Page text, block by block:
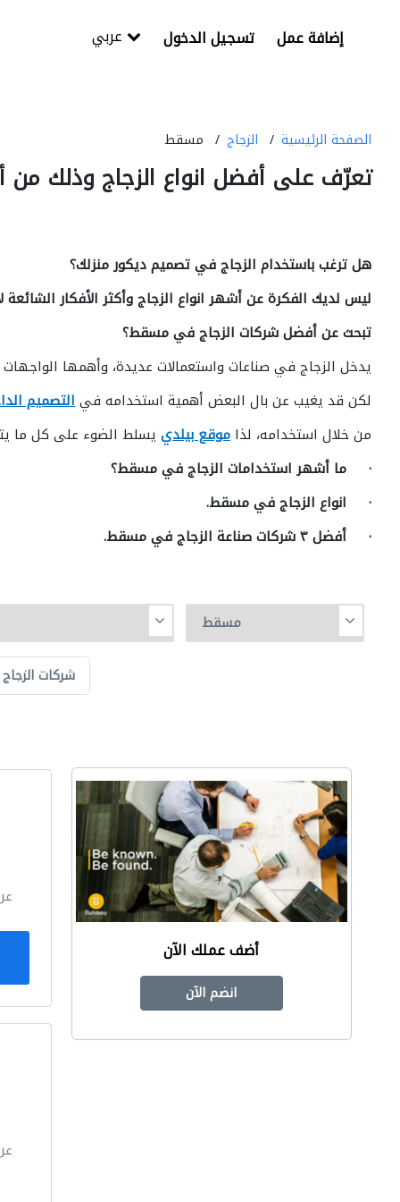
تسجيل الدخول إضافة عمل
الصفحة الرئيسية الزجاج مسقط
تعرّف على أفضل انواع الزجاج وذلك
هل ترغب باستخدام الزجاج في تصميم ديكور منزلك؟
ليس لديك الفكرة عن أشهر انواع الزجاج وأكثر الأفكار الشائعة
تبحث عن أفضل شركات الزجاج في مسقط؟
يدخل الزجاج في صناعات واستعمالات عديدة، وأهمها الواجهات
لكن قد يغيب عن بال البعض أهمية استخدامه فيالتصميم
من خلال استخدامه، لذا موقع بيلدي يسلط الضوء على كل ما
· ما أشهر استخدامات الزجاج في مسقط؟
· انواع الزجاج في مسقط.
· أفضل ٣ شركات صناعة الزجاج في مسقط.
شركات
أضف عملك الآن
انضم الآن